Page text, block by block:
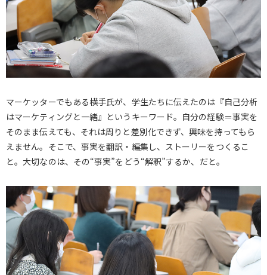
マーケッターでもある横手氏が、学生たちに伝えたのは『自己分析
はマーケティングと一緒』というキーワード。自分の経験＝事実を
そのまま伝えても、それは周りと差別化できず、興味を持ってもら
えません。そこで、事実を翻訳・編集し、ストーリーをつくるこ
と。大切なのは、その“事実”をどう“解釈”するか、だと。